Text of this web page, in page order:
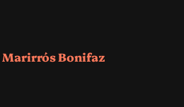
Marirrós Bonifaz